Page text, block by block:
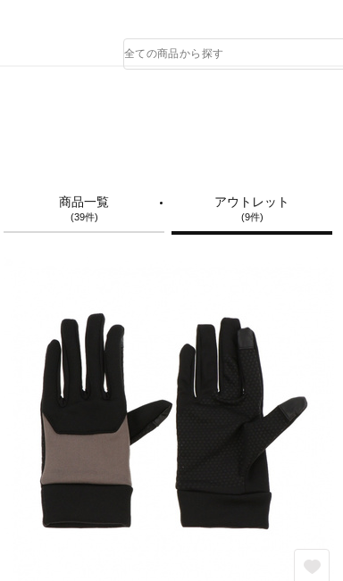
品
検
商品一覧
(39件)
アウトレット
(9件)